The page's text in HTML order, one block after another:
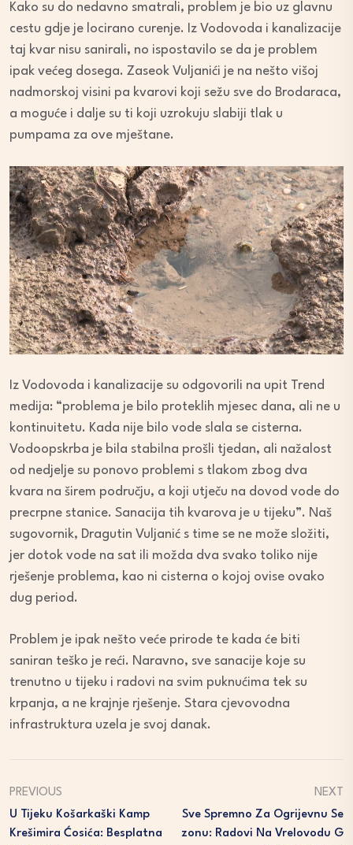
Kako su do nedavno smatrali, problem je bio uz glavnu
cestu gdje je locirano curenje. Iz Vodovoda i kanalizacije
taj kvar nisu sanirali, no ispostavilo se da je problem
ipak većeg dosega. Zaseok Vuljanići je na nešto višoj
nadmorskoj visini pa kvarovi koji sežu sve do Brodaraca,
a moguće i dalje su ti koji uzrokuju slabiji tlak u
pumpama za ove mještane.
Iz Vodovoda i kanalizacije su odgovorili na upit Trend
medija: “problema je bilo proteklih mjesec dana, ali ne u
kontinuitetu. Kada nije bilo vode slala se cisterna.
Vodoopskrba je bila stabilna prošli tjedan, ali nažalost
od nedjelje su ponovo problemi s tlakom zbog dva
kvara na širem području, a koji utječu na dovod vode do
precrpne stanice. Sanacija tih kvarova je u tijeku”. Naš
sugovornik, Dragutin Vuljanić s time se ne može složiti,
jer dotok vode na sat ili možda dva svako toliko nije
rješenje problema, kao ni cisterna o kojoj ovise ovako
dug period.
Problem je ipak nešto veće prirode te kada će biti
saniran teško je reći. Naravno, sve sanacije koje su
trenutno u tijeku i radovi na svim puknućima tek su
krpanja, a ne krajnje rješenje. Stara cjevovodna
infrastruktura uzela je svoj danak.
PREVIOUS
U Tijeku Košarkaški Kamp
Krešimira Ćosića: Besplatna
NEXT
Sve Spremno Za Ogrijevnu Se
Zonu: Radovi Na Vrelovodu G